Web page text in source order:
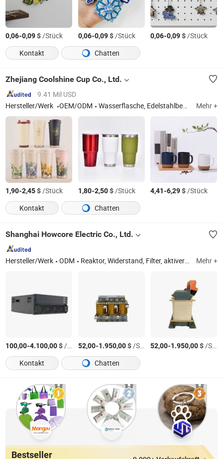
0,06-0,09$/Stück 0,06-0,09$/Stück 0,06-0,09$/Stück
Kontakt
Chatten
Zhejiang Coolshine Cup Co., Ltd.
9.41 Mil USD
Hersteller/Werk
OEM/ODM Wasserflasche, Edelstahlbecher, Edelstahl-Vakuumflasche, Edelstahlbecher, Edelstahlmug, Edelstahlwasserflasche, Becher, Vakuumflasche, Tasse, Mug Mehr +
1,90-2,45$/Stück 1,80-2,50$/Stück 4,41-6,29$/Stück
Kontakt
Chatten
Shanghai Howcore Electric Co., Ltd.
Hersteller/Werk ODM Reaktor, Widerstand, Filter, aktiver Leistungsfilter, Transformator, Bremseneinheit, Heizung, Spannungsregler Mehr +
100,00-4.100,00$/Stück 52,00-1.950,00$/Stück 52,00-1.950,00$/Stück
Kontakt
Chatten
Bestseller